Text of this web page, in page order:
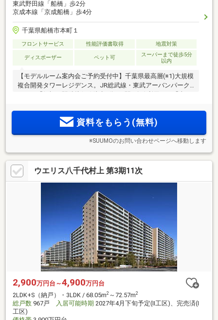
東武野田線「船橋」歩2分
京成本線「京成船橋」歩4分
千葉県船橋市本町１
フロントサービス 性能評価書取得 地震対策
ディスポーザー ペット可
スーパーまで徒歩5分
以内
【モデルルーム案内会ご予約受付中】千葉県最高層(※1)大規模
複合開発タワーレジデンス。JR総武線・東武アーバンパーク
トリアンデッキ。暮らしの機能が集結する住宅・商業・公園
（自主管理公園）一体開発。資料をもらう(無料)
※SUUMOのお問い合わせページへ移動します
ウエリス八千代村上 第3期11次
2,900万円台～4,900万円台
2LDK+S（納戸）・3LDK / 68.05m2 ～72.57m2
総戸数 967戸 入居可能時期 2027年4月下旬予定(II工区)、完売済(I
工区)